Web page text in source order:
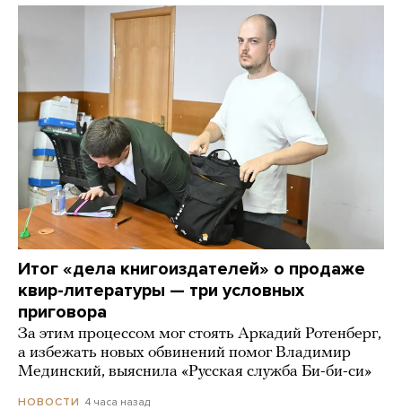
Итог «дела книгоиздателей» о продаже
квир-литературы — три условных
приговора
За этим процессом мог стоять Аркадий Ротенберг,
а избежать новых обвинений помог Владимир
Мединский, выяснила «Русская служба Би-би-си»
НОВОСТИ 4 часа назад